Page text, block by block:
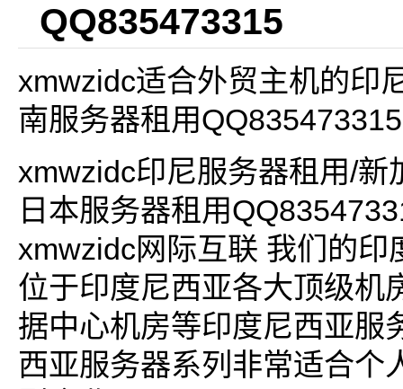
QQ835473315
xmwzidc适合外贸主机的印
南服务器租用QQ835473315
xmwzidc印尼服务器租用/新
日本服务器租用
xmwzidc网际互联 我们的印
位于印度尼西亚各大顶级机
据中心机房等印度尼西亚服
西亚服务器系列非常适合个